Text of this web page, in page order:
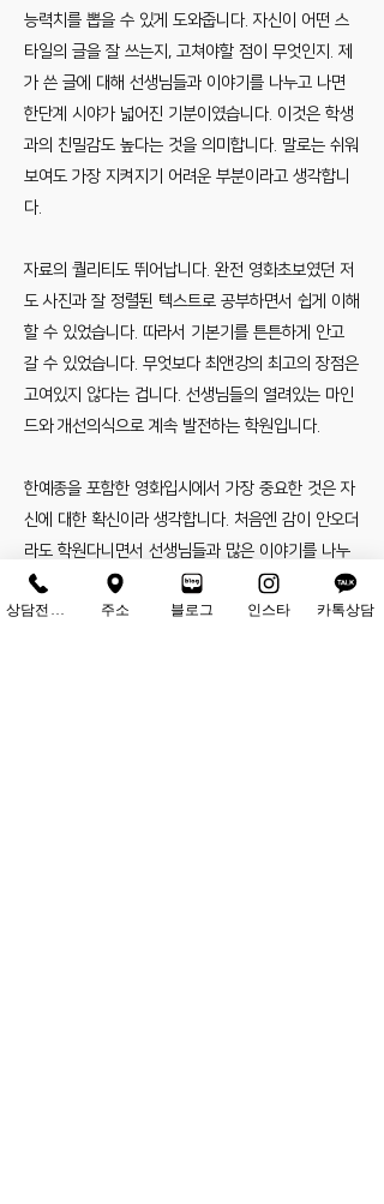
능력치를 뽑을 수 있게 도와줍니다. 자신이 어떤 스
타일의 글을 잘 쓰는지, 고쳐야할 점이 무엇인지. 제
가 쓴 글에 대해 선생님들과 이야기를 나누고 나면
한단계 시야가 넓어진 기분이였습니다. 이것은 학생
과의 친밀감도 높다는 것을 의미합니다. 말로는 쉬워
보여도 가장 지켜지기 어려운 부분이라고 생각합니
다.
자료의 퀄리티도 뛰어납니다. 완전 영화초보였던 저
도 사진과 잘 정렬된 텍스트로 공부하면서 쉽게 이해
할 수 있었습니다. 따라서 기본기를 튼튼하게 안고
갈 수 있었습니다. 무엇보다 최앤강의 최고의 장점은
고여있지 않다는 겁니다. 선생님들의 열려있는 마인
드와 개선의식으로 계속 발전하는 학원입니다.
한예종을 포함한 영화입시에서 가장 중요한 것은 자
신에 대한 확신이라 생각합니다. 처음엔 감이 안오더
라도 학원다니면서 선생님들과 많은 이야기를 나누
다 보면 분명히 자신만의 글을 쓸 수 있을겁니다. 이
후기를 보고 발걸음을 돌리지 않았으면 좋겠습니다.
주소 블로그 인스타 카톡상담